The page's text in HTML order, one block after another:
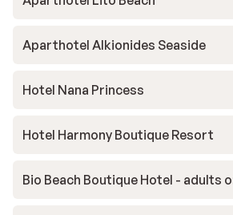
Aparthotel Alkionides Seaside
Hotel Nana Princess
Hotel Harmony Boutique Resort
Bio Beach Boutique Hotel - adults